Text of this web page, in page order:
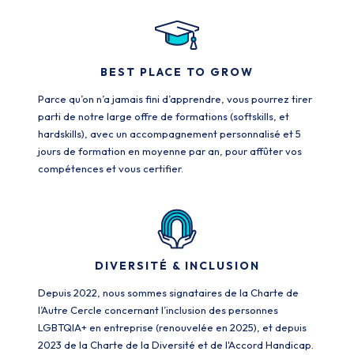
BEST PLACE TO GROW
Parce qu’on n’a jamais fini d’apprendre, vous pourrez tirer
parti de notre large offre de formations (softskills, et
hardskills), avec un accompagnement personnalisé et 5
jours de formation en moyenne par an, pour affûter vos
compétences et vous certifier.
DIVERSITÉ & INCLUSION
Depuis 2022, nous sommes signataires de la Charte de
l’Autre Cercle concernant l’inclusion des personnes
LGBTQIA+ en entreprise (renouvelée en 2025), et depuis
2023 de la Charte de la Diversité et de l'Accord Handicap.